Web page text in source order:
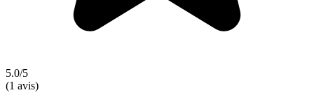
5.0/5
(1 avis)